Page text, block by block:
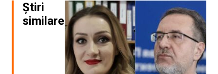
Știri
similare